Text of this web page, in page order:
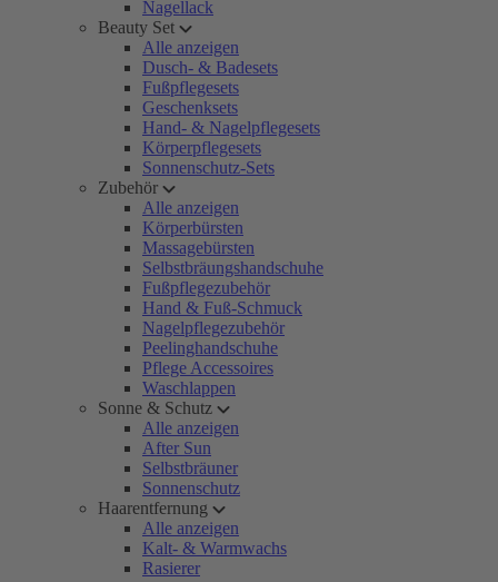
Nagellack
Beauty Set
Alle anzeigen
Dusch- & Badesets
Fußpflegesets
Geschenksets
Hand- & Nagelpflegesets
Körperpflegesets
Sonnenschutz-Sets
Zubehör
Alle anzeigen
Körperbürsten
Massagebürsten
Selbstbräungshandschuhe
Fußpflegezubehör
Hand & Fuß-Schmuck
Nagelpflegezubehör
Peelinghandschuhe
Pflege Accessoires
Waschlappen
Sonne & Schutz
Alle anzeigen
After Sun
Selbstbräuner
Sonnenschutz
Haarentfernung
Alle anzeigen
Kalt- & Warmwachs
Rasierer